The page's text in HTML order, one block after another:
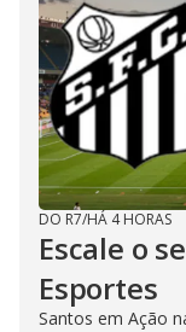
DO R7/HÁ 4 HORAS
Escale o
Esportes
Santos em Ação